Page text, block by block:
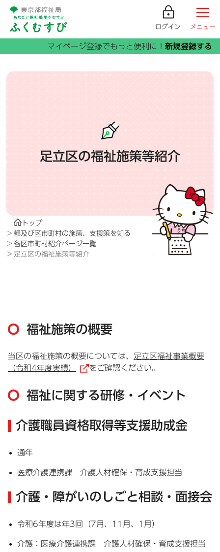
ログイン メニュー
足立区の福祉施策等紹介
トップ
都及び区市町村の施策、支援策を知る
各区市町村紹介ページ一覧
足立区の福祉施策等紹介
福祉施策の概要
当区の福祉施策の概要については、
足立区福祉事業概要
（令和4年度実績）
（外部リンク）
をご確認ください。
福祉に関する研修・イベント
介護職員資格取得等支援助成金
通年
医療介護連携課 介護人材確保・育成支援担当
介護・障がいのしごと相談・面接会
令和6年度は年3回（7月、11月、1月）
介護：医療介護連携課 介護人材確保・育成支援担当